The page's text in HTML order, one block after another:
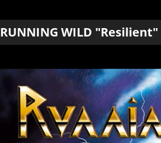
RUNNING WILD "Resilient"